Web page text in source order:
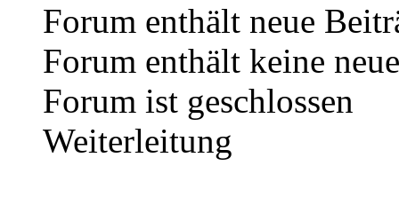
Forum enthält neue
Forum enthält keine
Forum ist geschlossen
Weiterleitung